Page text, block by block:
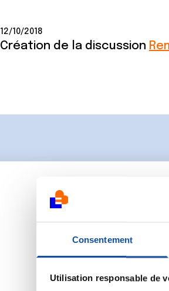
Consentement
Utilisation responsable de
12/10/2018
Création de la discussion
Pour lancer une